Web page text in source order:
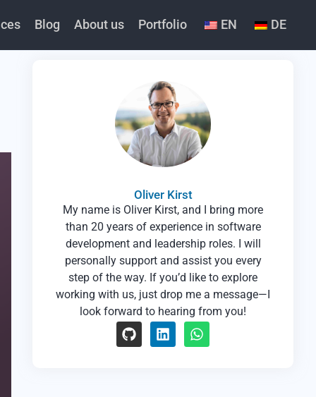
Blog About us Portfolio EN DE
Oliver Kirst
My name is Oliver Kirst, and I bring more
than 20 years of experience in software
development and leadership roles. I will
personally support and assist you every
step of the way. If you’d like to explore
working with us, just drop me a message—I
look forward to hearing from you!